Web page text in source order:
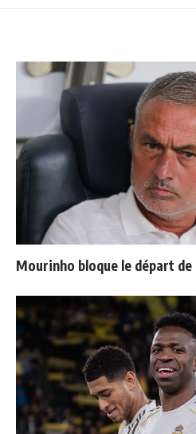
Mourinho bloque le départ de